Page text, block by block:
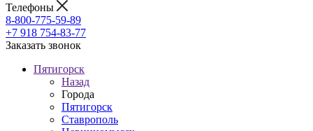
Телефоны
8-800-775-59-89
+7 918 754-83-77
Заказать звонок
Пятигорск
Назад
Города
Пятигорск
Ставрополь